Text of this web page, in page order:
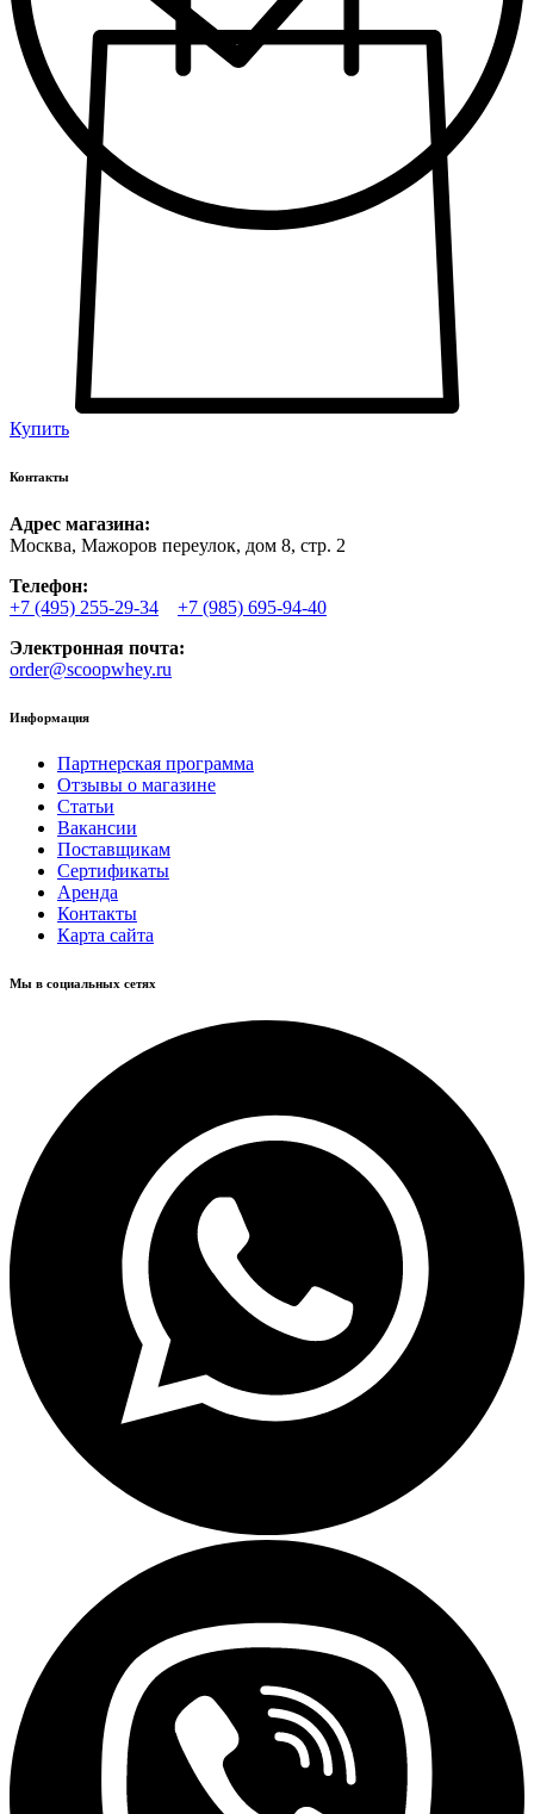
Купить
Контакты
Адрес магазина:
Москва, Мажоров переулок, дом 8, стр. 2
Телефон:
+7 (495) 255-29-34
+7 (985) 695-94-40
Электронная почта:
order@scoopwhey.ru
Информация
Партнерская программа
Отзывы о магазине
Статьи
Вакансии
Поставщикам
Сертификаты
Аренда
Контакты
Карта сайта
Мы в социальных сетях